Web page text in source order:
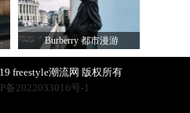
列 奏响法 Burberry 都市漫游
freestyle潮流网 版权所有
备2022033016号-1